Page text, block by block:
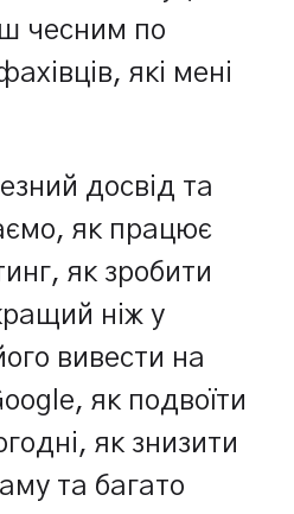
чесним по
які мені
досвід та
як працює
як зробити
ніж у
вивести на
як подвоїти
як знизити
та багато